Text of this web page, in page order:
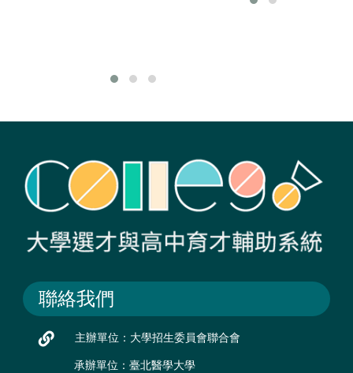
聯絡我們
主辦單位：大學招生委員會聯合會
承辦單位：臺北醫學大學